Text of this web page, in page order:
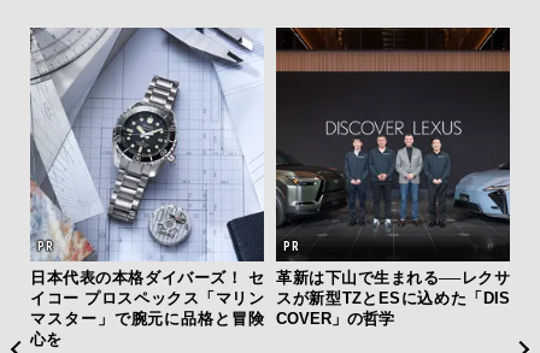
日本代表の本格ダイバーズ！ セ
イコー プロスペックス「マリン
マスター」で腕元に品格と冒険
心を
革新は下山で生まれる──レクサ
スが新型TZとESに込めた「DIS
COVER」の哲学
本質